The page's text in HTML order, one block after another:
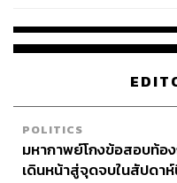
POLITICS
มหากาพย์โกงข้อสอบท้อ
เดินหน้าสู่จุดจบในสัปดา